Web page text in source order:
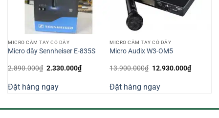
MICRO CẦM TAY CÓ DÂY
Micro dây Sennheiser E-835S
2.890.000₫ Giá
2.890.000₫.
2.330.000₫Giá
hiện
2.330.000₫.
Đặt hàng ngay
MICRO CẦM TAY CÓ DÂY
Micro Audix W3-OM5
13.900.000₫ Giá
13.900.000₫.
12.930.000₫Giá
hiện
Đặt hàng ngay